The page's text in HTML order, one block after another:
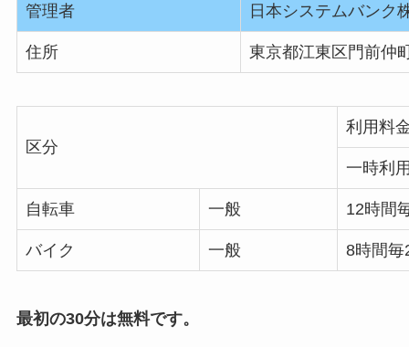
管理者 日本システムバンク
住所 東京都江東区門前仲
区分
利用料
一時利
自転車 一般 12時間
バイク 一般 8時間毎
最初の30分は無料です。